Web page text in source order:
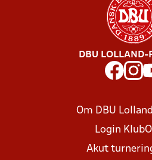
DBU LOLLAND-
Om DBU
Login
Akut